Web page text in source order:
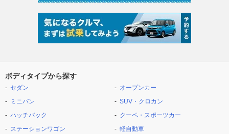
ボディタイプから探す
セダン
ミニバン
ハッチバック
ステーションワゴン
オープンカー
SUV・クロカン
クーペ・スポーツカー
軽自動車